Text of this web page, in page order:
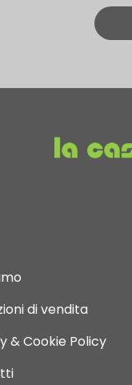
di vendita
& Cookie Policy